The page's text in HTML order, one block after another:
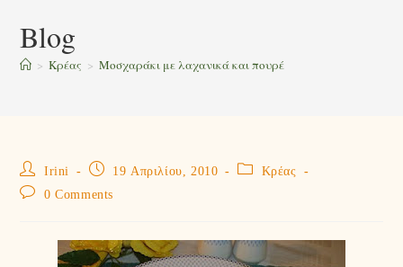
Blog
> Κρέας > Μοσχαράκι με λαχανικά και πουρέ
Irini 19 Απριλίου, 2010
Κρέας
0 Comments